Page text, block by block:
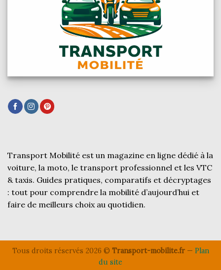
Transport Mobilité est un magazine en ligne dédié à la
voiture, la moto, le transport professionnel et les VTC
& taxis. Guides pratiques, comparatifs et décryptages
: tout pour comprendre la mobilité d’aujourd’hui et
faire de meilleurs choix au quotidien.
Tous droits réservés 2026 © Transport-mobilite.fr— Plan
du site